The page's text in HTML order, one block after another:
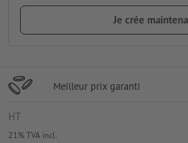
Je crée
Meilleur prix garanti
HT
21% TVA incl.